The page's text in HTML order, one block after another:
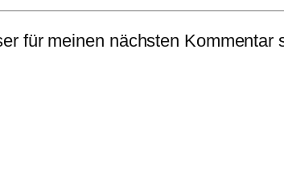
für meinen nächsten Kommentar